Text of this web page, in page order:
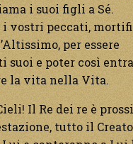
i suoi figli a Sé.
i vostri peccati,
per essere
suoi e poter così
la vita nella Vita.
Il Re dei re è
tutto il